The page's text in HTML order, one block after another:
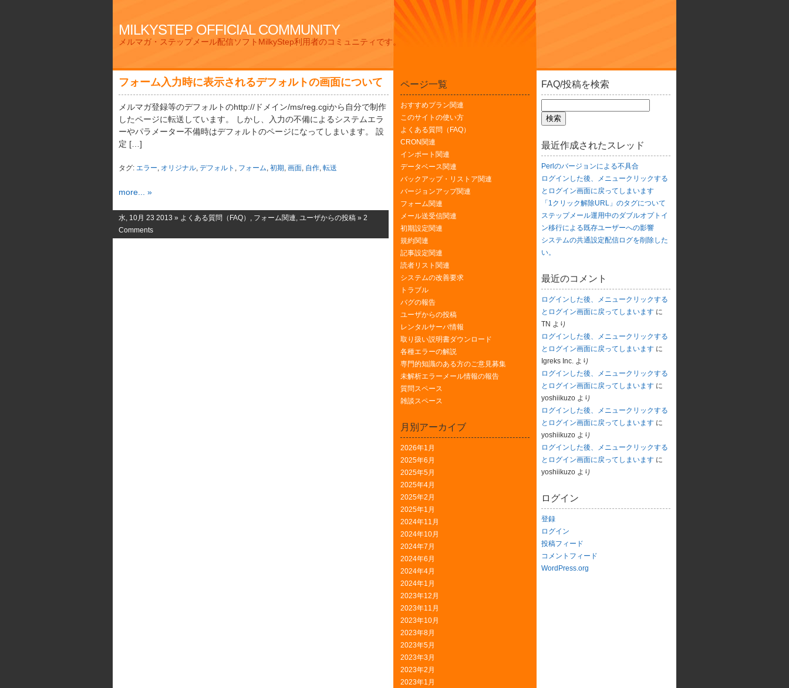
MILKYSTEP OFFICIAL COMMUNITY
メルマガ・ステップメール配信ソフトMilkyStep利用者のコミュニティです。
フォーム入力時に表示されるデフォルトの画面について
メルマガ登録等のデフォルトのhttp://ドメイン/ms/reg.cgiから自分で制作
したページに転送しています。 しかし、入力の不備によるシステムエラ
ーやパラメーター不備時はデフォルトのページになってしまいます。 設
定 […]
タグ: エラー, オリジナル, デフォルト , フォーム, 初期, 画面, 自作, 転送
more... »
水, 10月 23 2013 » よくある質問（FAQ） , フォーム関連, ユーザからの投稿 » 2
Comments
ページ一覧
おすすめプラン関連
このサイトの使い方
よくある質問（FAQ）
CRON関連
インポート関連
データベース関連
バックアップ・リストア関連
バージョンアップ関連
フォーム関連
メール送受信関連
初期設定関連
規約関連
記事設定関連
読者リスト関連
システムの改善要求
トラブル
バグの報告
ユーザからの投稿
レンタルサーバ情報
取り扱い説明書ダウンロード
各種エラーの解説
専門的知識のある方のご意見募集
未解析エラーメール情報の報告
質問スペース
雑談スペース
月別アーカイブ
2026年1月
2025年6月
2025年5月
2025年4月
2025年2月
2025年1月
2024年11月
2024年10月
2024年7月
2024年6月
2024年4月
2024年1月
2023年12月
2023年11月
2023年10月
2023年8月
2023年5月
2023年3月
2023年2月
2023年1月
FAQ/投稿を検索
最近作成されたスレッド
Perlのバージョンによる不具合
ログインした後、メニュークリックする
とログイン画面に戻ってしまいます
「1クリック解除URL」のタグについて
ステップメール運用中のダブルオプトイ
ン移行による既存ユーザーへの影響
システムの共通設定配信ログを削除した
い。
最近のコメント
ログインした後、メニュークリックする
とログイン画面に戻ってしまいます に
TN より
ログインした後、メニュークリックする
とログイン画面に戻ってしまいます に
Igreks Inc. より
ログインした後、メニュークリックする
とログイン画面に戻ってしまいます に
yoshiikuzo より
ログインした後、メニュークリックする
とログイン画面に戻ってしまいます に
yoshiikuzo より
ログインした後、メニュークリックする
とログイン画面に戻ってしまいます に
yoshiikuzo より
ログイン
登録
ログイン
投稿フィード
コメントフィード
WordPress.org